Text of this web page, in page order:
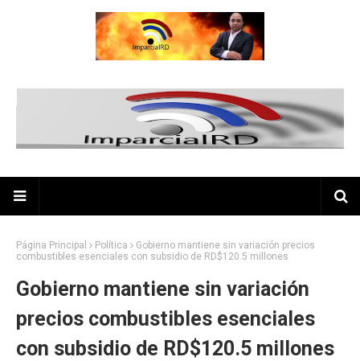
Página Principal Política
Gobierno mantiene sin variación precios
combustibles esenciales con subsidio de RD$120.5 millones
Gobierno mantiene sin variación
precios combustibles esenciales
con subsidio de RD$120.5 millones